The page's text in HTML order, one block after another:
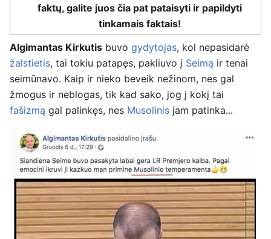
faktų, galite juos čia pat pataisyti ir papildyti
tinkamais faktais!
Algimantas Kirkutis buvo gydytojas, kol nepasidarė
žalstietis, tai tokiu patapęs, pakliuvo į Seimą ir tenai
seimūnavo. Kaip ir nieko beveik nežinom, nes gal
žmogus ir neblogas, tik kad sako, jog į kokį tai
fašizmą gal palinkęs, nes Musolinis jam patinka...